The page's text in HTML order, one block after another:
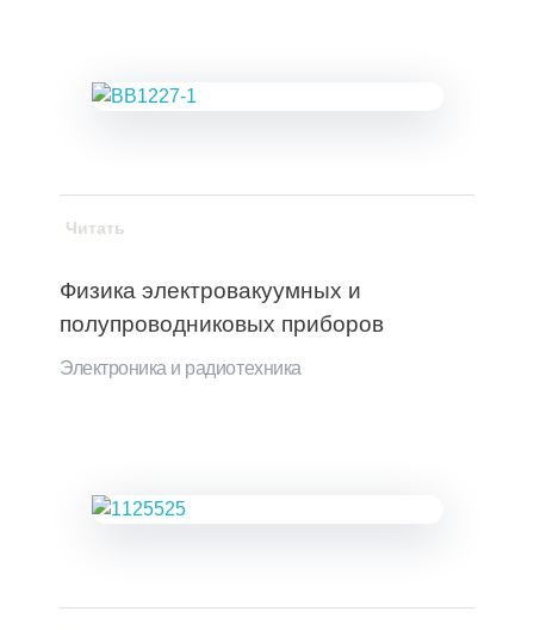
Физика электровакуумных и
полупроводниковых приборов
Электроника и радиотехника
Читать